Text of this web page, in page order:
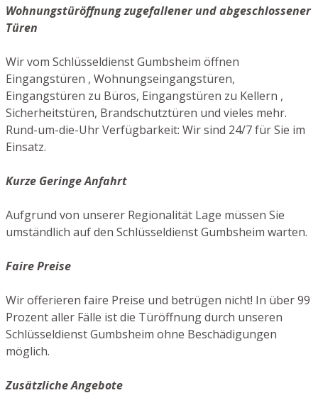
Wohnungstüröffnung zugefallener und abgeschlossener
Türen
Wir vom Schlüsseldienst Gumbsheim öffnen
Eingangstüren , Wohnungseingangstüren,
Eingangstüren zu Büros, Eingangstüren zu Kellern ,
Sicherheitstüren, Brandschutztüren und vieles mehr.
Rund-um-die-Uhr Verfügbarkeit: Wir sind 24/7 für Sie im
Einsatz.
Kurze Geringe Anfahrt
Aufgrund von unserer Regionalität Lage müssen Sie
umständlich auf den Schlüsseldienst Gumbsheim warten.
Faire Preise
Wir offerieren faire Preise und betrügen nicht! In über 99
Prozent aller Fälle ist die Türöffnung durch unseren
Schlüsseldienst Gumbsheim ohne Beschädigungen
möglich.
Zusätzliche Angebote